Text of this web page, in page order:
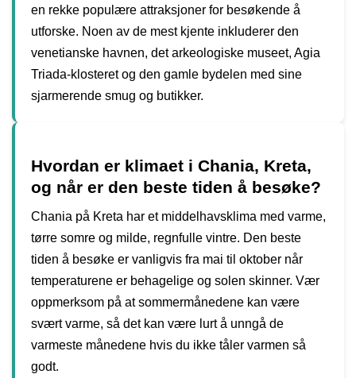
en rekke populære attraksjoner for besøkende å
utforske. Noen av de mest kjente inkluderer den
venetianske havnen, det arkeologiske museet, Agia
Triada-klosteret og den gamle bydelen med sine
sjarmerende smug og butikker.
Hvordan er klimaet i Chania, Kreta,
og når er den beste tiden å besøke?
Chania på Kreta har et middelhavsklima med varme,
tørre somre og milde, regnfulle vintre. Den beste
tiden å besøke er vanligvis fra mai til oktober når
temperaturene er behagelige og solen skinner. Vær
oppmerksom på at sommermånedene kan være
svært varme, så det kan være lurt å unngå de
varmeste månedene hvis du ikke tåler varmen så
godt.